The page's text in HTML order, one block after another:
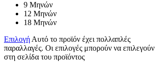
9 Μηνών
12 Μηνών
18 Μηνών
Επιλογή Αυτό το προϊόν έχει πολλαπλές
παραλλαγές. Οι επιλογές μπορούν να επιλεγούν
στη σελίδα του προϊόντος